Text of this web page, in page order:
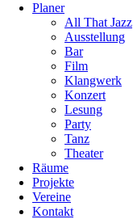
Planer
All That Jazz
Ausstellung
Bar
Film
Klangwerk
Konzert
Lesung
Party
Tanz
Theater
Räume
Projekte
Vereine
Kontakt